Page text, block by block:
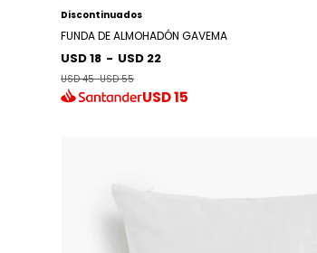
Discontinuados
FUNDA DE ALMOHADÓN GAVEMA
USD 18 - USD 22
USD 45-USD 55
USD15